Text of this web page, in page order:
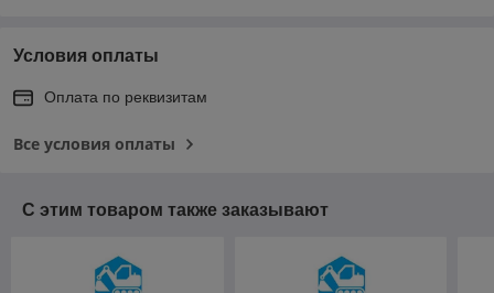
Условия оплаты
Оплата по реквизитам
Все условия оплаты
С этим товаром также заказывают